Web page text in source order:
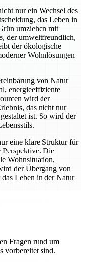
nur ein Wechsel des
das Leben in
umziehen mit
der umweltfreundlich,
der ökologische
Wohnlösungen
von Natur
energieeffiziente
wird der
das nicht nur
ist. So wird der
eine klare Struktur für
Perspektive. Die
Wohnsituation,
der Übergang von
Leben in der Natur
Fragen rund um
vorbereitet sind.